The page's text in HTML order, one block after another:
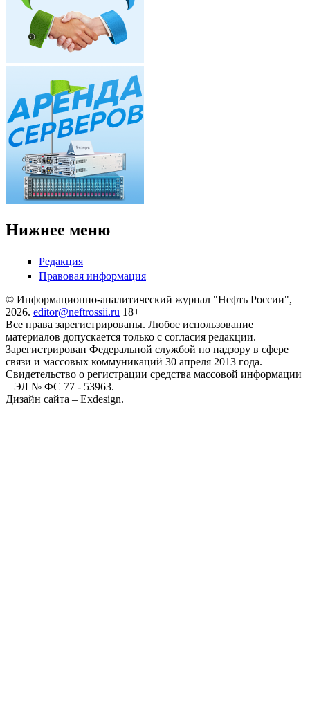
Нижнее меню
Редакция
Правовая информация
© Информационно-аналитический журнал "Нефть России",
2026. editor@neftrossii.ru 18+
Все права зарегистрированы. Любое использование
материалов допускается только с согласия редакции.
Зарегистрирован Федеральной службой по надзору в сфере
связи и массовых коммуникаций 30 апреля 2013 года.
Свидетельство о регистрации средства массовой информации
– ЭЛ № ФС 77 - 53963.
Дизайн сайта – Exdesign.